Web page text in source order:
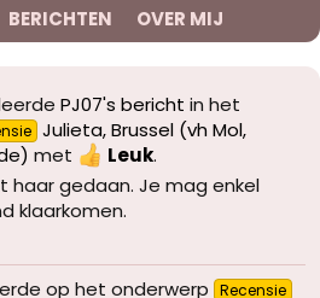
BERICHTEN OVER MIJ
PJ07's bericht in het
Julieta, Brussel (vh Mol,
met Leuk.
haar gedaan. Je mag enkel
klaarkomen.
op het onderwerp Recensie